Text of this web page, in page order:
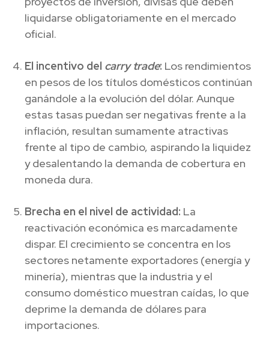
liquidarse obligatoriamente en el mercado
oficial.
El incentivo del carry trade: Los rendimientos
en pesos de los títulos domésticos continúan
ganándole a la evolución del dólar. Aunque
estas tasas puedan ser negativas frente a la
inflación, resultan sumamente atractivas
frente al tipo de cambio, aspirando la liquidez
y desalentando la demanda de cobertura en
moneda dura.
Brecha en el nivel de actividad: La
reactivación económica es marcadamente
dispar. El crecimiento se concentra en los
sectores netamente exportadores (energía y
minería), mientras que la industria y el
consumo doméstico muestran caídas, lo que
deprime la demanda de dólares para
importaciones.